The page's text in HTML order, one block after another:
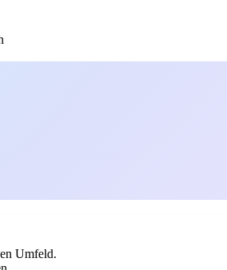
Umfeld.